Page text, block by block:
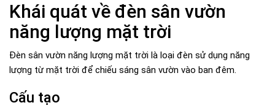
Khái quát về đèn sân vườn
năng lượng mặt trời
Đèn sân vườn năng lượng mặt trời là loại đèn sử dụng năng
lượng từ mặt trời để chiếu sáng sân vườn vào ban đêm.
Cấu tạo